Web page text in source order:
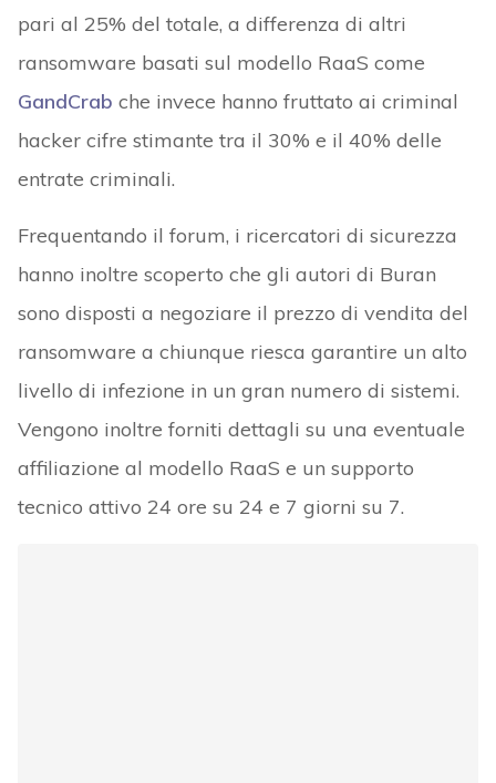
pari al 25% del totale, a differenza di altri
ransomware basati sul modello RaaS come
GandCrab che invece hanno fruttato ai criminal
hacker cifre stimante tra il 30% e il 40% delle
entrate criminali.
Frequentando il forum, i ricercatori di sicurezza
hanno inoltre scoperto che gli autori di Buran
sono disposti a negoziare il prezzo di vendita del
ransomware a chiunque riesca garantire un alto
livello di infezione in un gran numero di sistemi.
Vengono inoltre forniti dettagli su una eventuale
affiliazione al modello RaaS e un supporto
tecnico attivo 24 ore su 24 e 7 giorni su 7.